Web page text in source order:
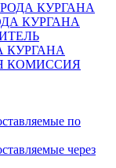
КУРГАНА
КУРГАНА
КУРГАНА
КОМИССИЯ
по
через